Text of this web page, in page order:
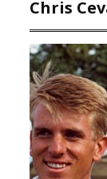
Chris